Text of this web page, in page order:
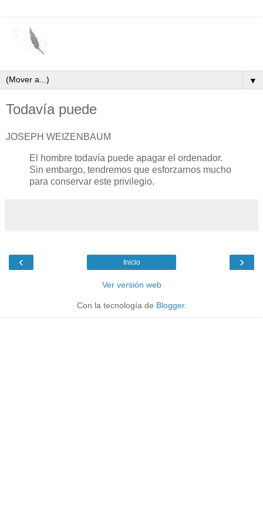
▼
Todavía puede
JOSEPH WEIZENBAUM
El hombre todavía puede apagar el ordenador.
Sin embargo, tendremos que esforzarnos mucho
para conservar este privilegio.
‹ ›
Inicio
Ver versión web
Con la tecnología de Blogger.